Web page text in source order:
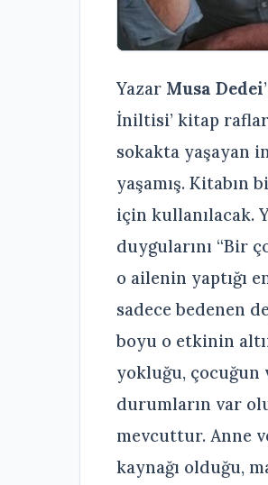
Yazar Musa Dedei
İniltisi’ kitap
sokakta yaşayan
yaşamış. Kitabın
için kullanılacak.
duygularını “Bir
o ailenin yaptığı
sadece bedenen
boyu o etkinin
yokluğu, çocuğun
durumların var
mevcuttur. Anne
kaynağı olduğu,